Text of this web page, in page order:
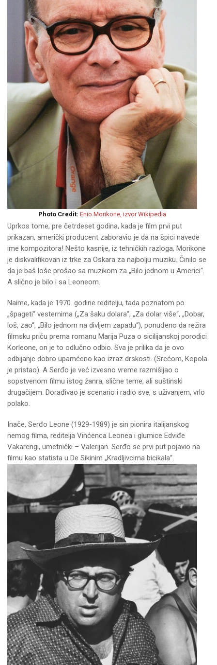
Photo Credit: Enio Morikone, izvor Wikipedia
Uprkos tome, pre četrdeset godina, kada je film prvi put
prikazan, američki producent zaboravio je da na špici navede
ime kompozitora! Nešto kasnije, iz tehničkih razloga, Morikone
je diskvalifikovan iz trke za Oskara za najbolju muziku. Činilo se
da je baš loše prošao sa muzikom za „Bilo jednom u Americi“.
A slično je bilo i sa Leoneom.
Naime, kada je 1970. godine reditelju, tada poznatom po
„špageti“ vesternima („Za šaku dolara“, „Za dolar više“, „Dobar,
loš, zao“, „Bilo jednom na divljem zapadu“), ponuđeno da režira
filmsku priču prema romanu Marija Puza o sicilijanskoj porodici
Korleone, on je to odlučno odbio. Sva je prilika da je ovo
odbijanje dobro upamćeno kao izraz drskosti. (Srećom, Kopola
je pristao). A Serđo je već izvesno vreme razmišljao o
sopstvenom filmu istog žanra, slične teme, ali suštinski
drugačijem. Dorađivao je scenario i radio sve, s uživanjem, vrlo
polako.
Inače, Serđo Leone (1929-1989) je sin pionira italijanskog
nemog filma, reditelja Vinćenca Leonea i glumice Edviđe
Vakarengi, umetnički – Valerijan. Serđo se prvi put pojavio na
filmu kao statista u De Sikinim „Kradljivcima bicikala“.